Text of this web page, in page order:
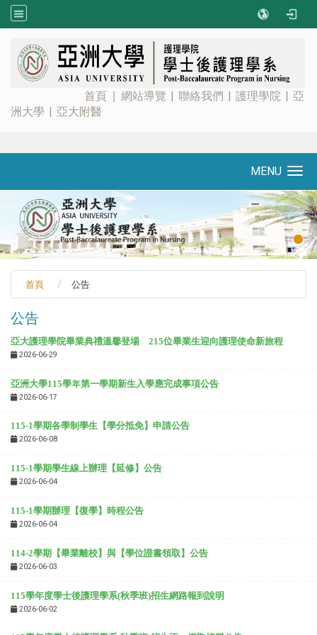
首頁 ∣ 網站導覽 | 聯絡我們 | 護理學院 | 亞
洲大學 | 亞大附醫
MENU
首頁 公告
公告
亞大護理學院畢業典禮溫馨登場 215位畢業生迎向護理使命新旅程
2026-06-29
亞洲大學115學年第一學期新生入學應完成事項公告
2026-06-17
115-1學期各學制學生【學分抵免】申請公告
2026-06-08
115-1學期學生線上辦理【延修】公告
2026-06-04
115-1學期辦理【復學】時程公告
2026-06-04
114-2學期【畢業離校】與【學位證書領取】公告
2026-06-03
115學年度學士後護理學系(秋季班)招生網路報到說明
2026-06-02